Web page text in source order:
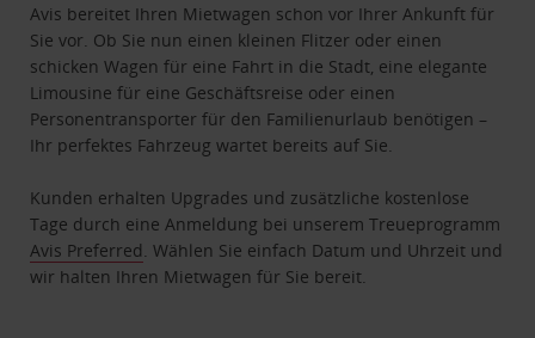
Avis bereitet Ihren Mietwagen schon vor Ihrer Ankunft für
Sie vor. Ob Sie nun einen kleinen Flitzer oder einen
schicken Wagen für eine Fahrt in die Stadt, eine elegante
Limousine für eine Geschäftsreise oder einen
Personentransporter für den Familienurlaub benötigen –
Ihr perfektes Fahrzeug wartet bereits auf Sie.
Kunden erhalten Upgrades und zusätzliche kostenlose
Tage durch eine Anmeldung bei unserem Treueprogramm
Avis Preferred . Wählen Sie einfach Datum und Uhrzeit und
wir halten Ihren Mietwagen für Sie bereit.